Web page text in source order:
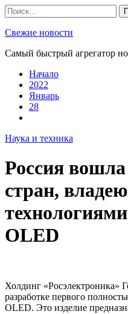
Skip
to
content
Найти:
Свежие новости
Самый быстрый агрегатор
Начало
2022
Январь
28
Наука и техника
Россия
стран,
OLED
Холдинг «Росэлектроника»
разработке первого
OLED. Это изделие